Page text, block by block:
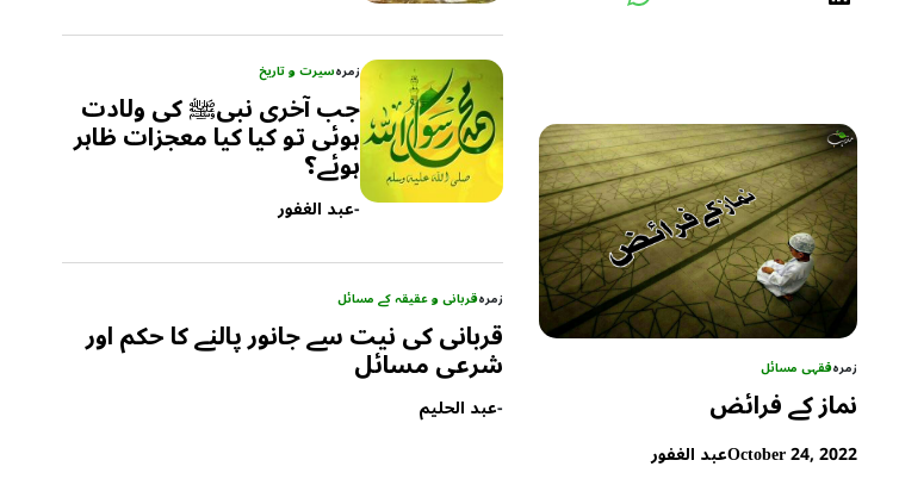
زمرہفقہی مسائل
نماز کے فرائض
October 24, 2022عبد الغفور
زمرہسیرت و تاریخ
جب آخری نبیﷺ کی ولادت
ہوئی تو کیا کیا معجزات ظاہر
ہوئے؟
-عبد الغفور
زمرہقربانی و عقیقہ کے مسائل
قربانی کی نیت سے جانور پالنے کا حکم اور
شرعی مسائل
-عبد الحلیم